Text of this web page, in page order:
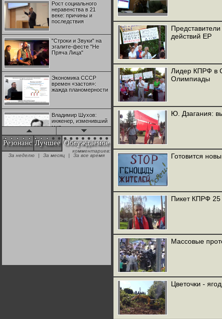
Рост социального
неравенства в 21
веке: причины и
последствия
"Строки и Звуки" на
эгалите-фесте "Не
Пряча Лица"
Экономика СССР
времен «застоя»:
жажда планомерности
Владимир Шухов:
инженер, изменивший
мир
"Аркадий Коц" на
эгалите-фесте "Не
Резонанс Лучшее Обсуждаемое
комментариев:
За неделю
| За месяц | За все время
действий ЕР
Лидер КПРФ в
Олимпиады
Ю. Дзагания:
Готовится
Пикет КПРФ 25
Массовые
Цветочки -